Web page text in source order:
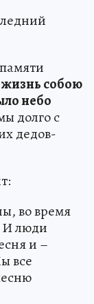
собою
небо
долго с
дедов-
во время
И люди
и –
все